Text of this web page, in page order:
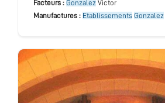
Facteurs : Gonzalez Victor
Manufactures : Etablissements Gonzalez